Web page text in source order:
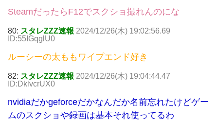
SteamだったらF12でスクショ撮れんのにな
80: スタレZZZ速報 2024/12/26(木) 19:02:56.69
ID:55IGqglU0
ルーシーの太ももワイプエンド好き
82: スタレZZZ速報 2024/12/26(木) 19:04:44.47
ID:DklvcrUX0
nvidiaだかgeforceだかなんだか名前忘れたけどゲー
ムのスクショや録画は基本それ使ってるわ